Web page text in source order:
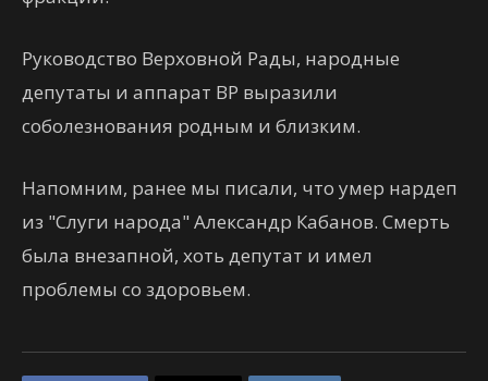
Руководство Верховной Рады, народные
депутаты и аппарат ВР выразили
соболезнования родным и близким.
Напомним, ранее мы писали, что умер нардеп
из "Слуги народа" Александр Кабанов. Смерть
была внезапной, хоть депутат и имел
проблемы со здоровьем.